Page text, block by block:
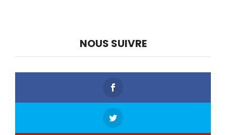
NOUS SUIVRE